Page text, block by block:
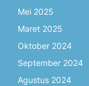
Mei 2025
Maret 2025
Oktober 2024
September 2024
Agustus 2024